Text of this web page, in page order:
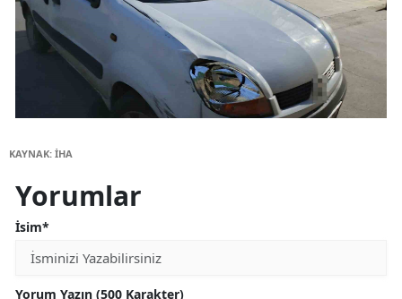
KAYNAK: İHA
Yorumlar
İsim*
Yorum Yazın (500 Karakter)